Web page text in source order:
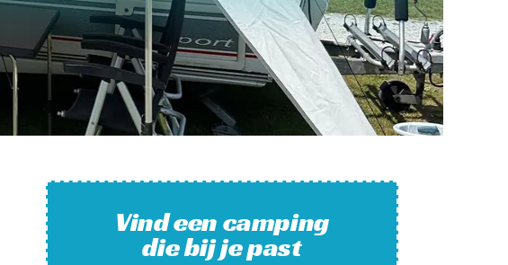
België
Luxemburg
Frankrijk
Nieuws / blog
Vind een camping
die bij je past